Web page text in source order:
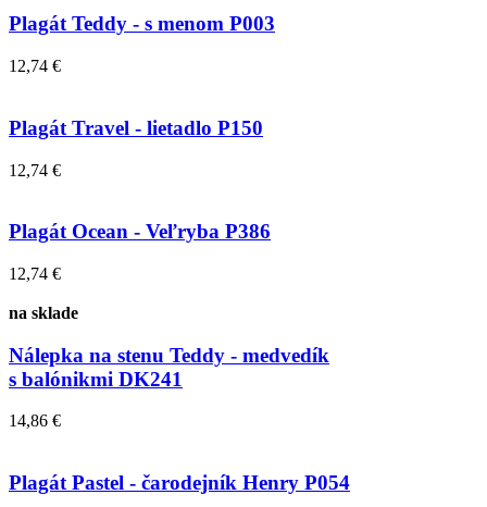
Plagát Teddy - s menom P003
12,74 €
Plagát Travel - lietadlo P150
12,74 €
Plagát Ocean - Veľryba P386
12,74 €
na sklade
Nálepka na stenu Teddy - medvedík
s balónikmi DK241
14,86 €
Plagát Pastel - čarodejník Henry P054